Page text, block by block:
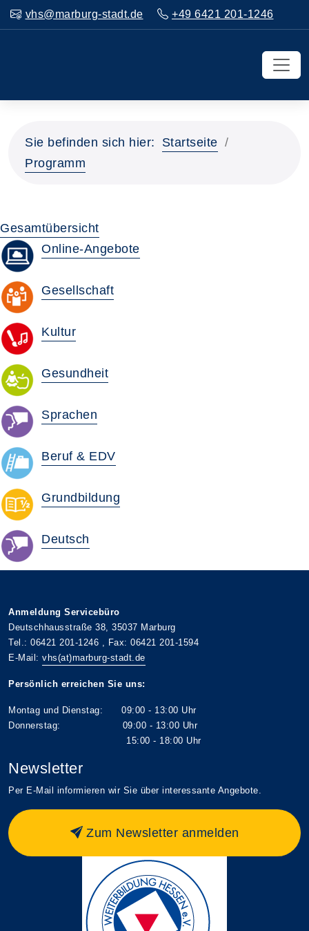
vhs@marburg-stadt.de +49 6421 201-1246
Sie befinden sich hier:
Startseite
Programm
Gesamtübersicht
Online-Angebote
Gesellschaft
Kultur
Gesundheit
Sprachen
Beruf & EDV
Grundbildung
Deutsch
Anmeldung Servicebüro
Deutschhausstraße 38, 35037 Marburg
Tel.: 06421 201-1246 , Fax: 06421 201-1594
E-Mail: vhs(at)marburg-stadt.de
Persönlich erreichen Sie uns:
Montag und Dienstag: 09:00 - 13:00 Uhr
Donnerstag: 09:00 - 13:00 Uhr
15:00 - 18:00 Uhr
Newsletter
Per E-Mail informieren wir Sie über interessante Angebote.
Zum Newsletter anmelden